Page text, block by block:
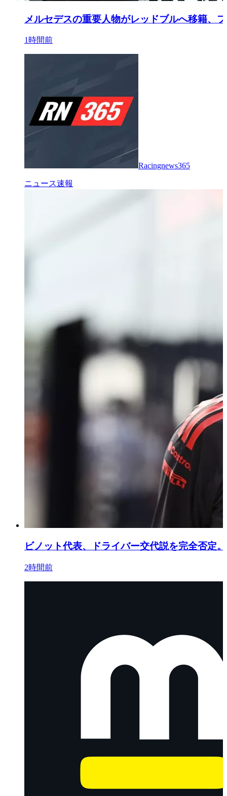
メルセデスの重要人物がレッドブルへ移籍、
1時間前
Racingnews365
ニュース速報
ビノット代表、ドライバー交代説を完全否定
2時間前